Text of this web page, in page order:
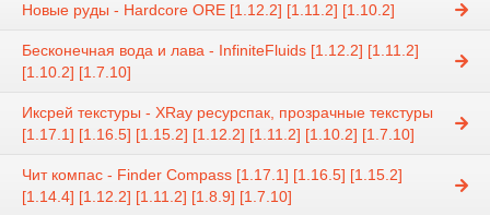
Новые руды - Hardcore ORE [1.12.2] [1.11.2] [1.10.2]
Бесконечная вода и лава - InfiniteFluids [1.12.2] [1.11.2]
[1.10.2] [1.7.10]
Иксрей текстуры - XRay ресурспак, прозрачные текстуры
[1.17.1] [1.16.5] [1.15.2] [1.12.2] [1.11.2] [1.10.2] [1.7.10]
Чит компас - Finder Compass [1.17.1] [1.16.5] [1.15.2]
[1.14.4] [1.12.2] [1.11.2] [1.8.9] [1.7.10]